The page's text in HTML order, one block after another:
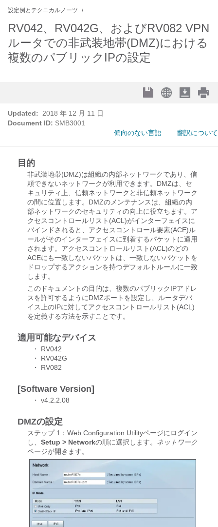
設定例とテクニカルノーツ
RV042、RV042G、およびRV082 VPN
ルータでの非武装地帯(DMZ)における
複数のパブリックIPの設定
Updated:
2018 年 12 月 11 日
Document ID: SMB3001
偏向のない言語
翻訳について
目的
非武装地帯(DMZ)は組織の内部ネットワークであり、信
頼できないネットワークが利用できます。DMZは、セ
キュリティ上、信頼ネットワークと非信頼ネットワーク
の間に位置します。DMZのメンテナンスは、組織の内
部ネットワークのセキュリティの向上に役立ちます。ア
クセスコントロールリスト(ACL)がインターフェイスに
バインドされると、アクセスコントロール要素(ACE)ル
ールがそのインターフェイスに到着するパケットに適用
されます。アクセスコントロールリスト(ACL)のどの
ACEにも一致しないパケットは、一致しないパケットを
ドロップするアクションを持つデフォルトルールに一致
します。
このドキュメントの目的は、複数のパブリックIPアドレ
スを許可するようにDMZポートを設定し、ルータデバ
イス上のIPに対してアクセスコントロールリスト(ACL)
を定義する方法を示すことです。
適用可能なデバイス
・ RV042
・ RV042G
・ RV082
[Software Version]
・ v4.2.2.08
DMZの設定
ステップ 1：Web Configuration Utilityページにログイン
し、 Setup > Networkの順に選択します。 ネットワーク
ページが開きます。